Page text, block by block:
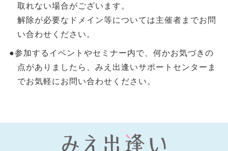
取れない場合がございます。
解除が必要なドメイン等については主催者までお問
い合わせください。
●参加するイベントやセミナー内で、何かお気づきの
点がありましたら、みえ出逢いサポートセンターま
でお気軽にお問い合わせください。